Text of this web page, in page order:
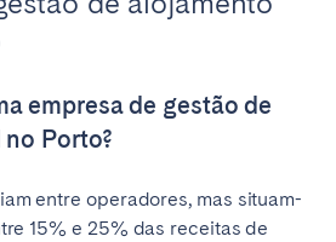
empresa de gestão de
Porto?
entre operadores, mas situam-
15% e 25% das receitas de